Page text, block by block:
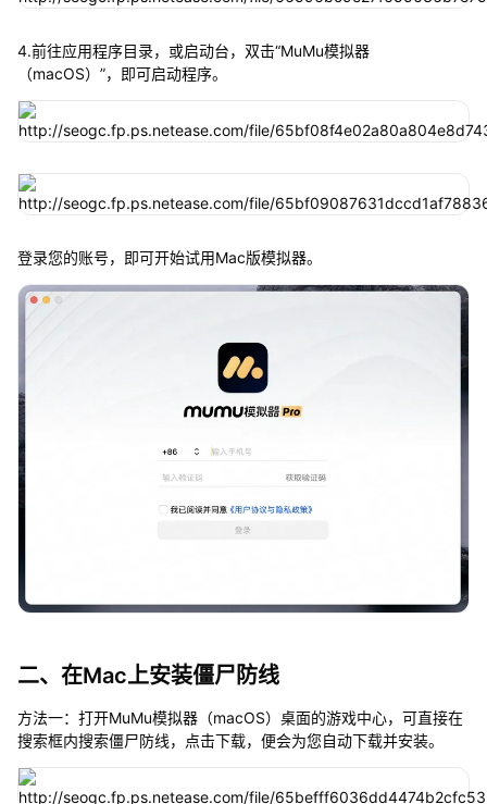
4.前往应用程序目录，或启动台，双击“MuMu模拟器
（macOS）”，即可启动程序。
登录您的账号，即可开始试用Mac版模拟器。
二、在Mac上安装僵尸防线
方法一：打开MuMu模拟器（macOS）桌面的游戏中心，可直接在
搜索框内搜索僵尸防线，点击下载，便会为您自动下载并安装。